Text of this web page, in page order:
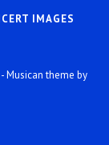
IMAGES
- Musican theme by